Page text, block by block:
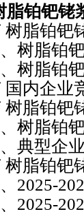
脂铂钯铑
铂钯
铂钯铑
铂钯铑
内企业
脂铂钯
铂钯铑
企业产
脂铂钯
2029
2029